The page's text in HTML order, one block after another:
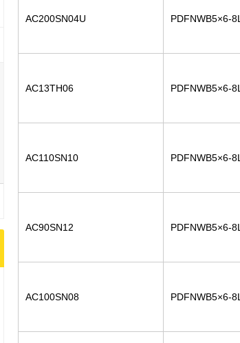
AC200SN04U PDFNWB5×6-8L
AC13TH06 PDFNWB5×6-8L
AC110SN10 PDFNWB5×6-8L
AC90SN12 PDFNWB5×6-8L
AC100SN08 PDFNWB5×6-8L